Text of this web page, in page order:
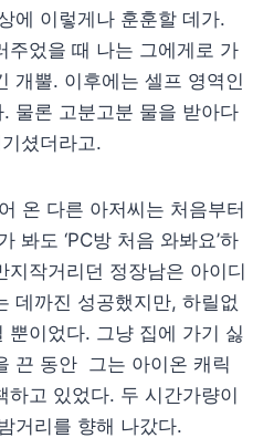
에 이렇게나 훈훈할 데가.
주었을 때 나는 그에게로 가
개뿔. 이후에는 셀프 영역인
물론 고분고분 물을 받아다
셨더라고.
온 다른 아저씨는 처음부터
봐도 ‘PC방 처음 와봐요’하
지작거리던 정장남은 아이디
데까진 성공했지만, 하릴없
뿐이었다. 그냥 집에 가기 싫
끈 동안 그는 아이온 캐릭
하고 있었다. 두 시간가량이
거리를 향해 나갔다.